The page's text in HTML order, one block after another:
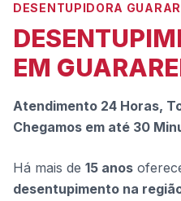
DESENTUPIDORA
EM
Atendimento 24 Horas,
Chegamos em até 30
Há mais de 15 anos
desentupimento na